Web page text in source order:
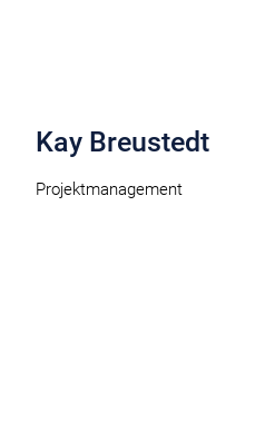
Kay Breustedt
Projektmanagement